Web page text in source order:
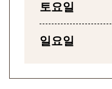
토요일
일요일